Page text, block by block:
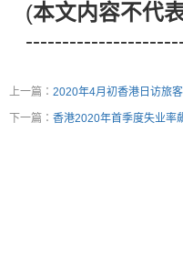
(本文内容不代
上一篇： 2020年4月初香港日访旅
下一篇： 香港2020年首季度失业率